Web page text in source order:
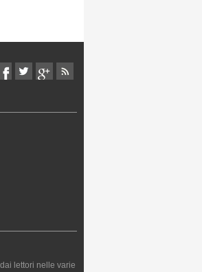
lettori nelle varie